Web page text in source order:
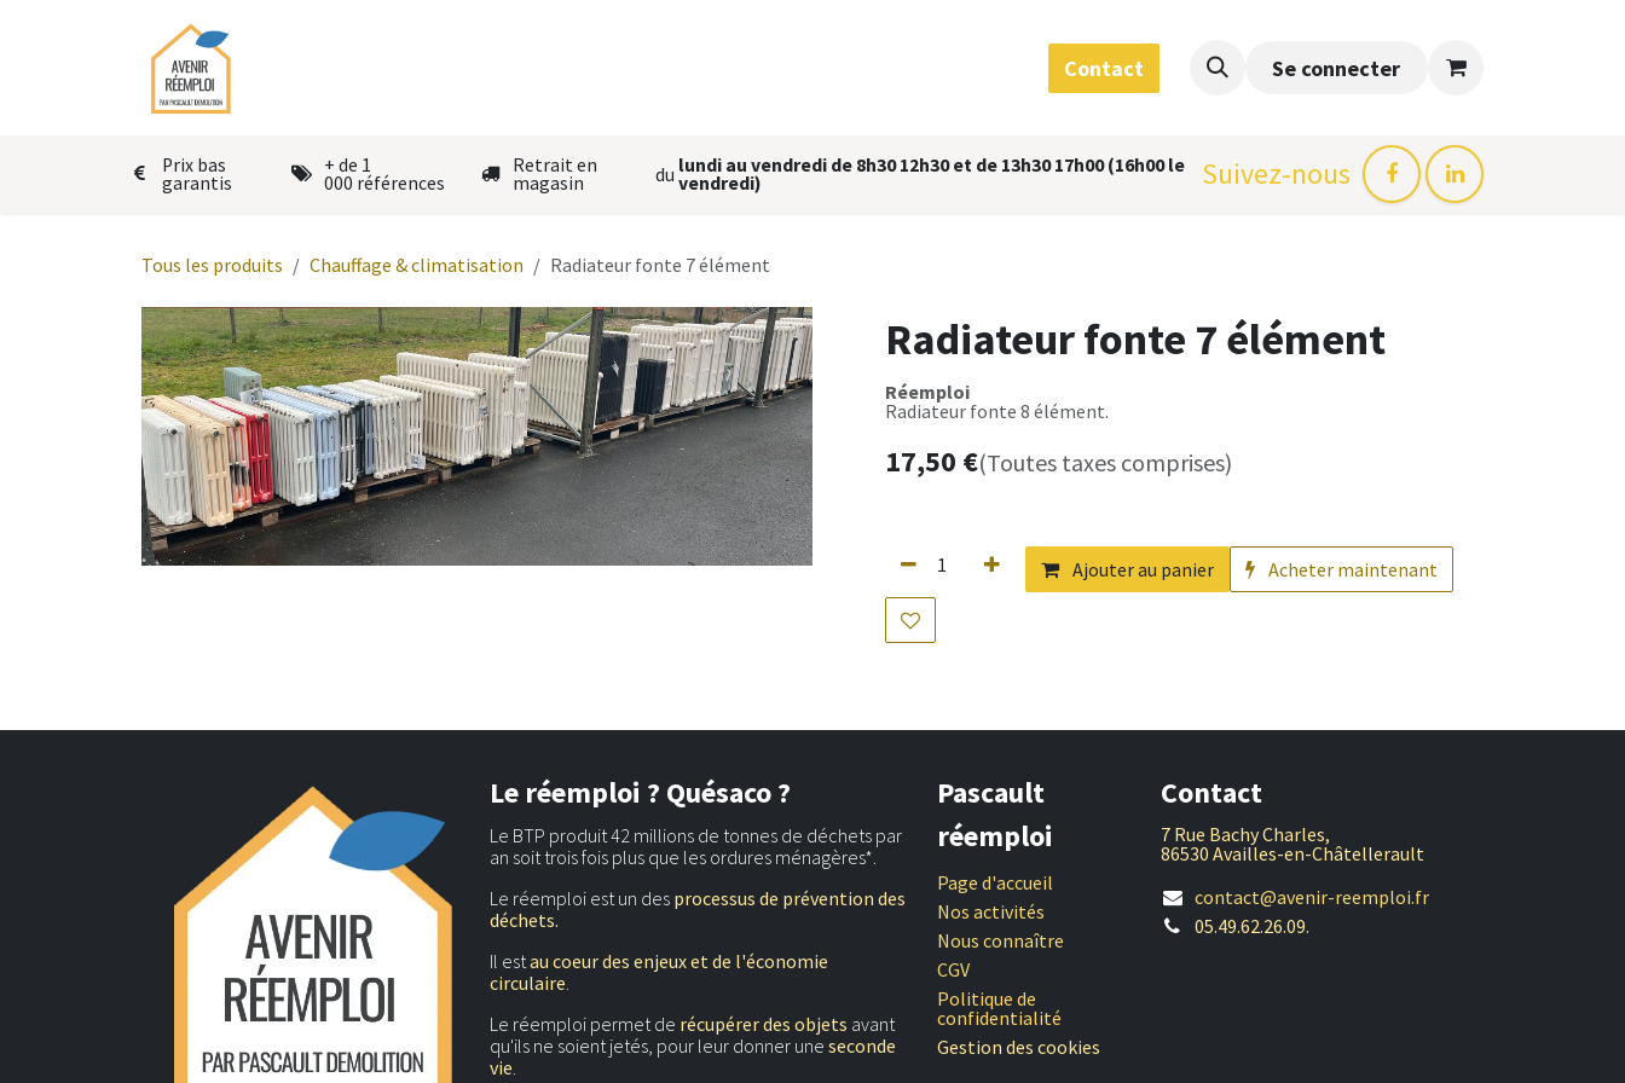
Contact Se connecter
Prix bas
garantis
+ de 1
000 références
Retrait en
magasin du lundi au vendredi de 8h30 12h30 et de 13h30 17h00 (16h00 le
vendredi) Suivez-nous
Tous les produits Chauffage & climatisation Radiateur fonte 7 élément
Radiateur fonte 7 élément
Réemploi
Radiateur fonte 8 élément.
17,50 €(Toutes taxes comprises)
Ajouter au panier Acheter maintenant
Pascault
réemploi
Page d'accueil
Nos activités
Nous connaître
CGV
Politique de
confidentialité
Gestion des cookies
Le réemploi ? Quésaco ?
Le BTP produit 42 millions de tonnes de déchets par
an soit trois fois plus que les ordures ménagères*.
Le réemploi est un des processus de prévention des
déchets.
Il estau coeur des enjeux et de l'économie
circulaire.
Le réemploi permet de récupérer des objets avant
qu'ils ne soient jetés, pour leur donner une seconde
vie.
Contact
7 Rue Bachy Charles,
86530 Availles-en-Châtellerault
contact@avenir-reemploi.fr
05.49.62.26.09.